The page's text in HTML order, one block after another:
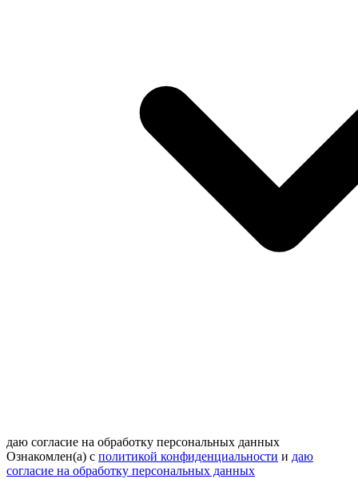
даю согласие на обработку персональных данных
Ознакомлен(а) с политикой конфиденциальности и даю
согласие на обработку персональных данных